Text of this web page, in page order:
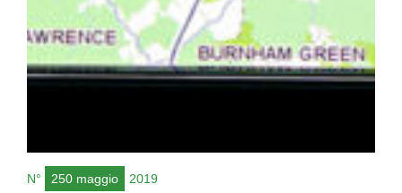
N° 250 maggio 2019